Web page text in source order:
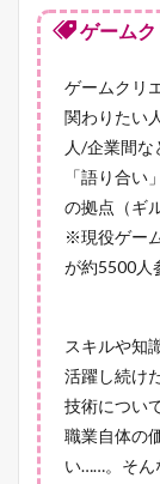
ゲーム
ゲームクリ
関わりたい
人/企業間な
「語り合
の拠点（ギ
※現役ゲー
が約5500人
スキルや知
活躍し続け
技術につい
職業自体の
い……。そん